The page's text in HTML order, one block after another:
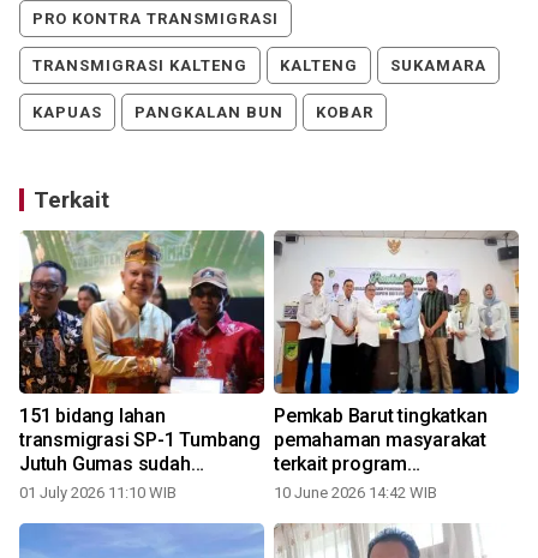
PRO KONTRA TRANSMIGRASI
TRANSMIGRASI KALTENG KALTENG SUKAMARA
KAPUAS PANGKALAN BUN KOBAR
Terkait
151 bidang lahan
transmigrasi SP-1 Tumbang
Jutuh Gumas sudah
bersertifikat
01 July 2026 11:10 WIB
Pemkab Barut tingkatkan
pemahaman masyarakat
terkait program
transmigrasi
10 June 2026 14:42 WIB